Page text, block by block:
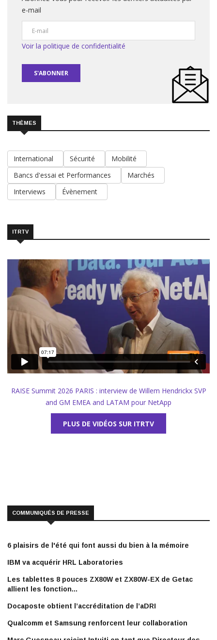
e-mail
Voir la politique de confidentialité
S'ABONNER
THÈMES
International Sécurité
Mobilité
Bancs d'essai et Performances
Marchés
Interviews
Évènement
ITRTV
RAISE Summit 2026 PARIS : interview de Willem Hendrickx SVP
and GM EMEA and LATAM pour NetApp
PLUS DE VIDÉOS SUR ITRTV
COMMUNIQUÉS DE PRESSE
6 plaisirs de l'été qui font aussi du bien à la mémoire
IBM va acquérir HRL Laboratories
Les tablettes 8 pouces ZX80W et ZX80W-EX de Getac
allient les fonction...
Docaposte obtient l’accréditation de l’aDRI
Qualcomm et Samsung renforcent leur collaboration